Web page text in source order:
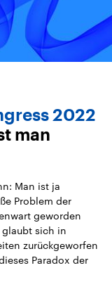
2022
man
Man ist ja
Problem der
geworden
sich in
zurückgeworfen
Paradox der